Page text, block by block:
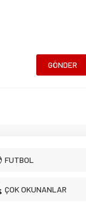
FUTBOL
ÇOK OKUNANLAR